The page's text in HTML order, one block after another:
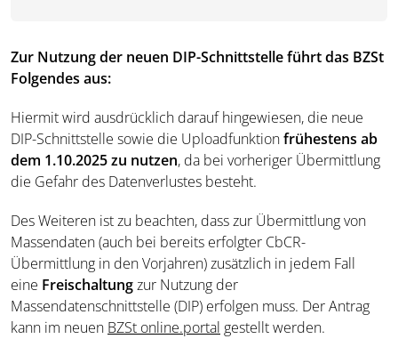
Zur Nutzung der neuen DIP-Schnittstelle führt das BZSt
Folgendes aus:
Hiermit wird ausdrücklich darauf hingewiesen, die neue
DIP-Schnittstelle sowie die Uploadfunktionfrühestens ab
dem 1.10.2025 zu nutzen, da bei vorheriger Übermittlung
die Gefahr des Datenverlustes besteht.
Des Weiteren ist zu beachten, dass zur Übermittlung von
Massendaten (auch bei bereits erfolgter CbCR-
Übermittlung in den Vorjahren) zusätzlich in jedem Fall
eine Freischaltungzur Nutzung der
Massendatenschnittstelle (DIP) erfolgen muss. Der Antrag
kann im neuen BZSt online.portal gestellt werden.